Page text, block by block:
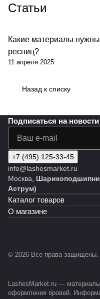
Статьи
Какие материалы
ресниц?
11 апреля 2025
Назад к списку
Подписаться на
+7 (495) 125-33-45
info@lashesmarket.ru
Москва,
Аструм)
Каталог товаров
О магазине
© 2026 Все права защищены.
LashesMarket.ru —
оформления бровей.